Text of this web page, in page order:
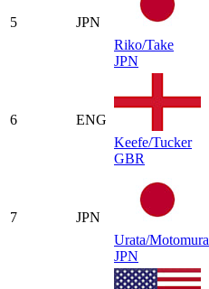
5
JPN
Riko/Take
JPN
6
ENG
Keefe/Tucker
GBR
7
JPN
Urata/Motomura
JPN